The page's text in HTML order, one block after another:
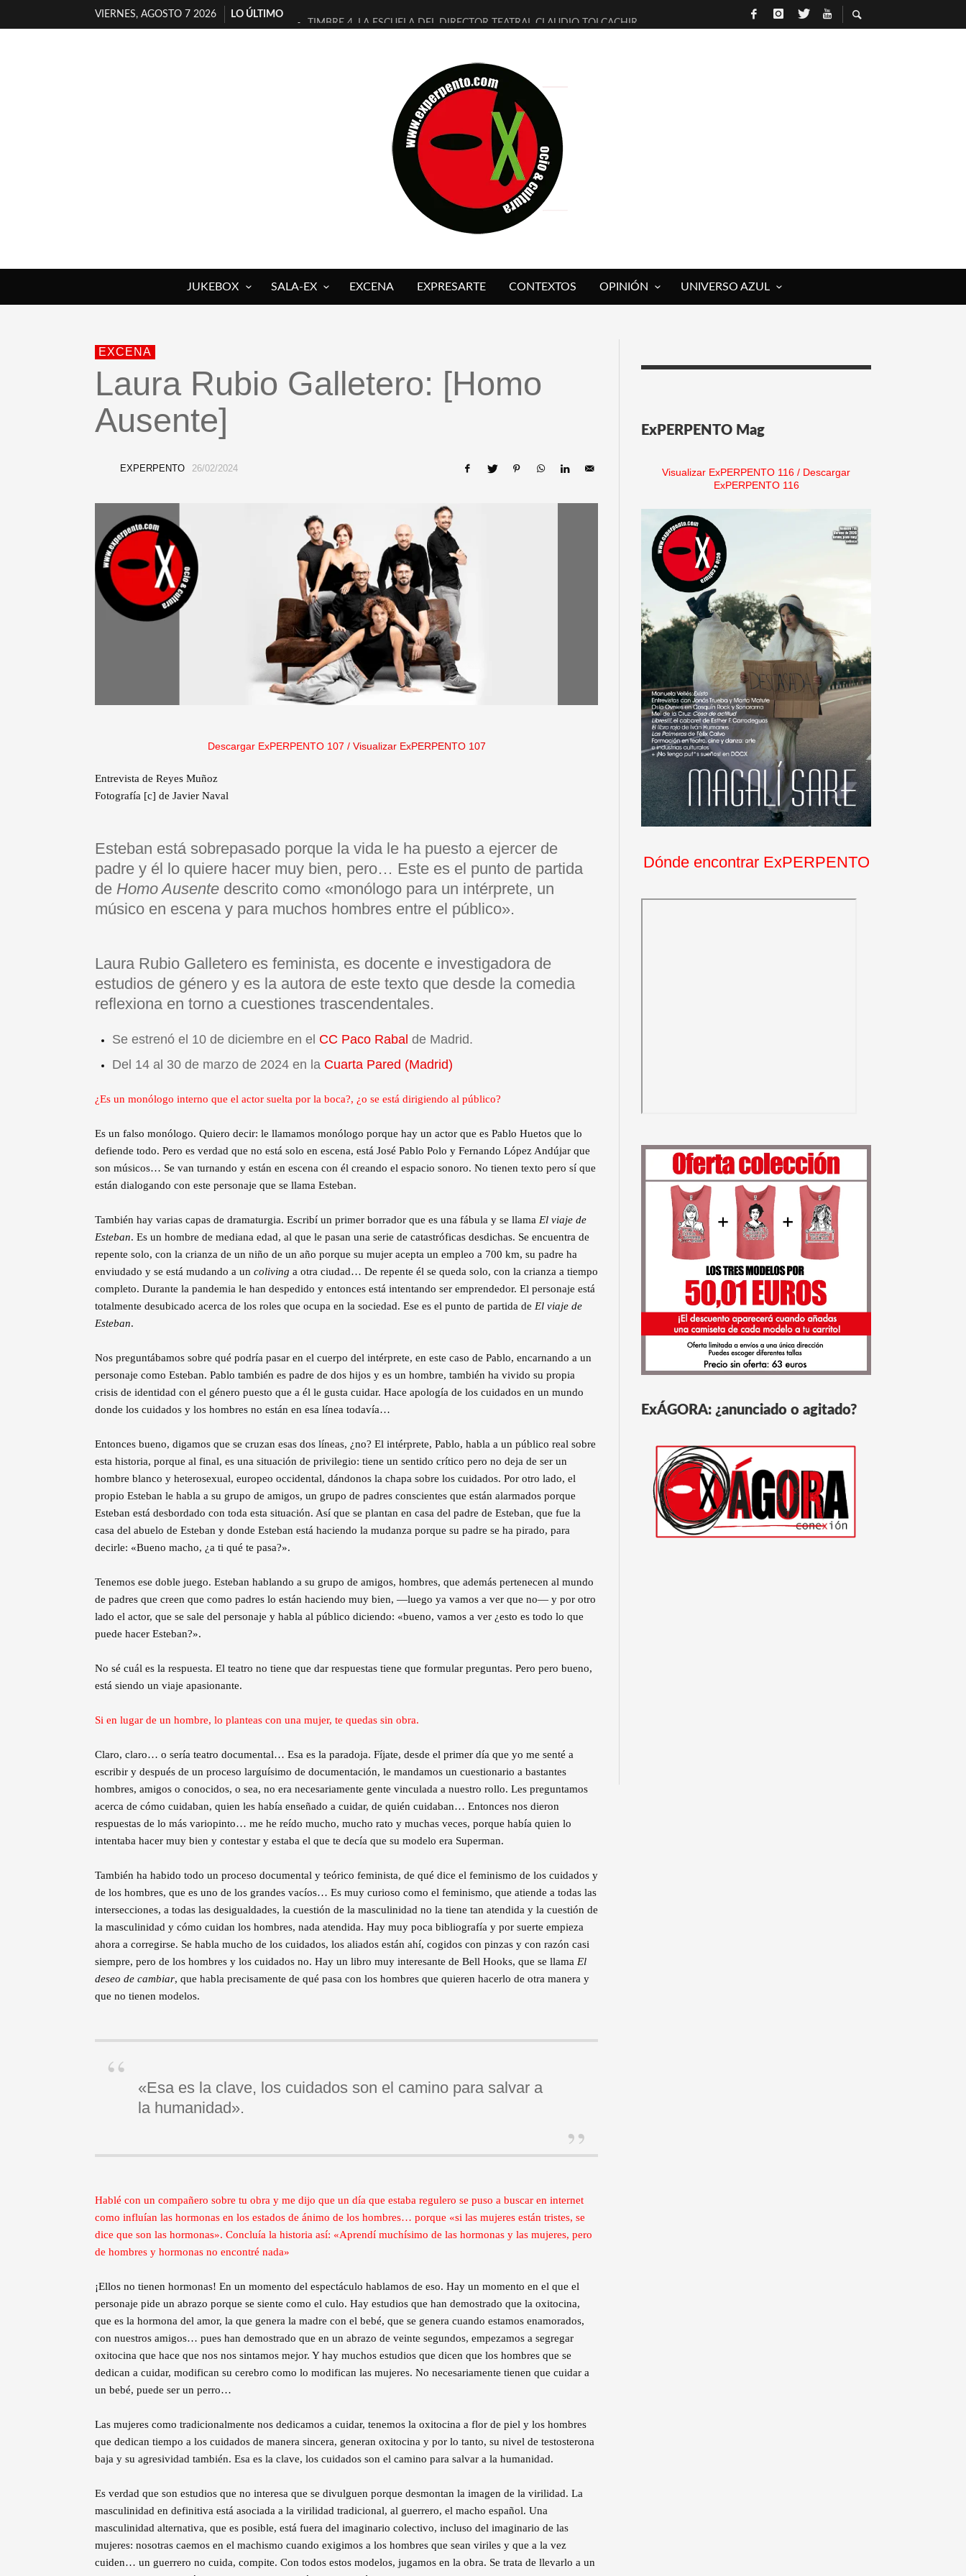
VIERNES, AGOSTO 7 2026
LO ÚLTIMO
TIMBRE 4, LA ESCUELA DEL DIRECTOR TEATRAL CLAUDIO TOLCACHIR
MILITARES JUDÍAS EN #EXVITA
D’BALDOMEROS REINVENTAN [BITÁCORA 3.0] EN EXVITA
MARSHALL FLASH PRESENTA EN EXVITA [RELATIVA SENCILLEZ]
JOFRE BARDAGÍ EN EXVITA INTERPRETANDO A SERRAT
YORCH PRESENTA [CURSO DE ARMONÍA PERSECUTORIA] EN EXVITA
MAGALÍ SARE NOS EXPLICA [DESCASADA]
«NO TENGO PUTOS SUEÑOS»
JUKEBOX SALA-EX EXCENA EXPRESARTE CONTEXTOS OPINIÓN UNIVERSO AZUL
EXCENA
Laura Rubio Galletero: [Homo
Ausente]
EXPERPENTO 26/02/2024
Descargar ExPERPENTO 107 / Visualizar ExPERPENTO 107
Entrevista de Reyes Muñoz
Fotografía [c] de Javier Naval
Esteban está sobrepasado porque la vida le ha puesto a ejercer de
padre y él lo quiere hacer muy bien, pero… Este es el punto de partida
de Homo Ausente descrito como «monólogo para un intérprete, un
músico en escena y para muchos hombres entre el público».
Laura Rubio Galletero es feminista, es docente e investigadora de
estudios de género y es la autora de este texto que desde la comedia
reflexiona en torno a cuestiones trascendentales.
Se estrenó el 10 de diciembre en el CC Paco Rabal de Madrid.
Del 14 al 30 de marzo de 2024 en la Cuarta Pared (Madrid)
¿Es un monólogo interno que el actor suelta por la boca?, ¿o se está dirigiendo al público?
Es un falso monólogo. Quiero decir: le llamamos monólogo porque hay un actor que es Pablo Huetos que lo
defiende todo. Pero es verdad que no está solo en escena, está José Pablo Polo y Fernando López Andújar que
son músicos… Se van turnando y están en escena con él creando el espacio sonoro. No tienen texto pero sí que
están dialogando con este personaje que se llama Esteban.
También hay varias capas de dramaturgia. Escribí un primer borrador que es una fábula y se llama El viaje de
Esteban. Es un hombre de mediana edad, al que le pasan una serie de catastróficas desdichas. Se encuentra de
repente solo, con la crianza de un niño de un año porque su mujer acepta un empleo a 700 km, su padre ha
enviudado y se está mudando a un coliving a otra ciudad… De repente él se queda solo, con la crianza a tiempo
completo. Durante la pandemia le han despedido y entonces está intentando ser emprendedor. El personaje está
totalmente desubicado acerca de los roles que ocupa en la sociedad. Ese es el punto de partida de El viaje de
Esteban.
Nos preguntábamos sobre qué podría pasar en el cuerpo del intérprete, en este caso de Pablo, encarnando a un
personaje como Esteban. Pablo también es padre de dos hijos y es un hombre, también ha vivido su propia
crisis de identidad con el género puesto que a él le gusta cuidar. Hace apología de los cuidados en un mundo
donde los cuidados y los hombres no están en esa línea todavía…
Entonces bueno, digamos que se cruzan esas dos líneas, ¿no? El intérprete, Pablo, habla a un público real sobre
esta historia, porque al final, es una situación de privilegio: tiene un sentido crítico pero no deja de ser un
hombre blanco y heterosexual, europeo occidental, dándonos la chapa sobre los cuidados. Por otro lado, el
propio Esteban le habla a su grupo de amigos, un grupo de padres conscientes que están alarmados porque
Esteban está desbordado con toda esta situación. Así que se plantan en casa del padre de Esteban, que fue la
casa del abuelo de Esteban y donde Esteban está haciendo la mudanza porque su padre se ha pirado, para
decirle: «Bueno macho, ¿a ti qué te pasa?».
Tenemos ese doble juego. Esteban hablando a su grupo de amigos, hombres, que además pertenecen al mundo
de padres que creen que como padres lo están haciendo muy bien, —luego ya vamos a ver que no— y por otro
lado el actor, que se sale del personaje y habla al público diciendo: «bueno, vamos a ver ¿esto es todo lo que
puede hacer Esteban?».
No sé cuál es la respuesta. El teatro no tiene que dar respuestas tiene que formular preguntas. Pero pero bueno,
está siendo un viaje apasionante.
Si en lugar de un hombre, lo planteas con una mujer, te quedas sin obra.
Claro, claro… o sería teatro documental… Esa es la paradoja. Fíjate, desde el primer día que yo me senté a
escribir y después de un proceso larguísimo de documentación, le mandamos un cuestionario a bastantes
hombres, amigos o conocidos, o sea, no era necesariamente gente vinculada a nuestro rollo. Les preguntamos
acerca de cómo cuidaban, quien les había enseñado a cuidar, de quién cuidaban… Entonces nos dieron
respuestas de lo más variopinto… me he reído mucho, mucho rato y muchas veces, porque había quien lo
intentaba hacer muy bien y contestar y estaba el que te decía que su modelo era Superman.
También ha habido todo un proceso documental y teórico feminista, de qué dice el feminismo de los cuidados y
de los hombres, que es uno de los grandes vacíos… Es muy curioso como el feminismo, que atiende a todas las
intersecciones, a todas las desigualdades, la cuestión de la masculinidad no la tiene tan atendida y la cuestión de
la masculinidad y cómo cuidan los hombres, nada atendida. Hay muy poca bibliografía y por suerte empieza
ahora a corregirse. Se habla mucho de los cuidados, los aliados están ahí, cogidos con pinzas y con razón casi
siempre, pero de los hombres y los cuidados no. Hay un libro muy interesante de Bell Hooks, que se llama El
deseo de cambiar, que habla precisamente de qué pasa con los hombres que quieren hacerlo de otra manera y
que no tienen modelos.
«Esa es la clave, los cuidados son el camino para salvar a
la humanidad».
Hablé con un compañero sobre tu obra y me dijo que un día que estaba regulero se puso a buscar en internet
como influían las hormonas en los estados de ánimo de los hombres… porque «si las mujeres están tristes, se
dice que son las hormonas». Concluía la historia así: «Aprendí muchísimo de las hormonas y las mujeres, pero
de hombres y hormonas no encontré nada»
¡Ellos no tienen hormonas! En un momento del espectáculo hablamos de eso. Hay un momento en el que el
personaje pide un abrazo porque se siente como el culo. Hay estudios que han demostrado que la oxitocina,
que es la hormona del amor, la que genera la madre con el bebé, que se genera cuando estamos enamorados,
con nuestros amigos… pues han demostrado que en un abrazo de veinte segundos, empezamos a segregar
oxitocina que hace que nos nos sintamos mejor. Y hay muchos estudios que dicen que los hombres que se
dedican a cuidar, modifican su cerebro como lo modifican las mujeres. No necesariamente tienen que cuidar a
un bebé, puede ser un perro…
Las mujeres como tradicionalmente nos dedicamos a cuidar, tenemos la oxitocina a flor de piel y los hombres
que dedican tiempo a los cuidados de manera sincera, generan oxitocina y por lo tanto, su nivel de testosterona
baja y su agresividad también. Esa es la clave, los cuidados son el camino para salvar a la humanidad.
Es verdad que son estudios que no interesa que se divulguen porque desmontan la imagen de la virilidad. La
masculinidad en definitiva está asociada a la virilidad tradicional, al guerrero, el macho español. Una
masculinidad alternativa, que es posible, está fuera del imaginario colectivo, incluso del imaginario de las
mujeres: nosotras caemos en el machismo cuando exigimos a los hombres que sean viriles y que a la vez
cuiden… un guerrero no cuida, compite. Con todos estos modelos, jugamos en la obra. Se trata de llevarlo a un
ExPERPENTO Mag
Visualizar ExPERPENTO 116 / Descargar
ExPERPENTO 116
Dónde encontrar ExPERPENTO
ExÁGORA: ¿anunciado o agitado?